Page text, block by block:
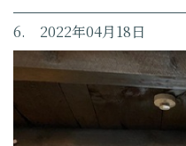
6. 2022年04月18日